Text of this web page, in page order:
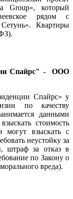
Group», который
рядом с
Квартиры
Спайрс" - ООО
Спайрс» у
по качеству
данными
стоимость
могут взыскать с
неустойку за
штраф за отказ в
по Закону о
вреда).